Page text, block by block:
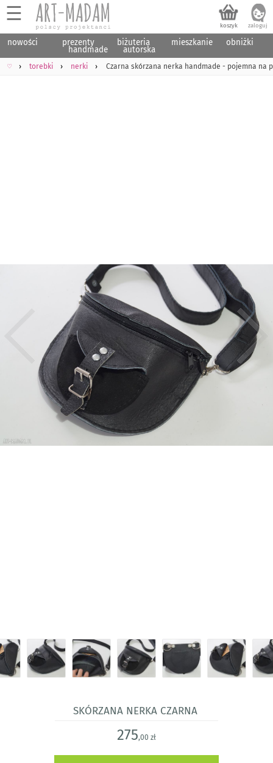
☰
nowości prezenty
handmade
biżuteria
autorska
mieszkanie obniżki
♡ torebki nerki Czarna skórzana nerka handmade - pojemna na
Skórzana nerka czarna
275,00 zł